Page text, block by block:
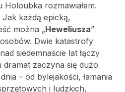
rozmawiałem.
Jak każdą epicką,
można „Heweliusza”
Dwie katastrofy
siedemnaście lat łączy
dramat zaczyna się dużo
– od bylejakości, łamania
i ludzkich,